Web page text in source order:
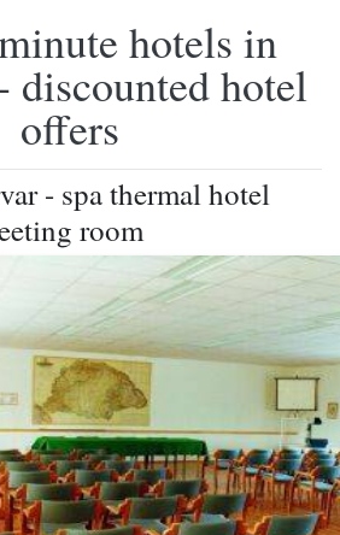
hotels in
discounted hotel
offers
- spa thermal hotel
room